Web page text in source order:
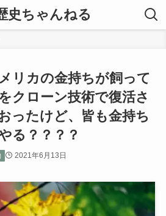
史ちゃんねる
リカの金持ちが飼って
クローン技術で復活さ
ったけど、皆も金持ち
る？？？？
2021年6月13日